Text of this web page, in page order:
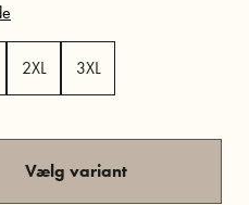
2XL 3XL
Vælg variant